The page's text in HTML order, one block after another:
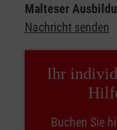
Malteser
Nachricht senden
Ihr
Buchen Sie